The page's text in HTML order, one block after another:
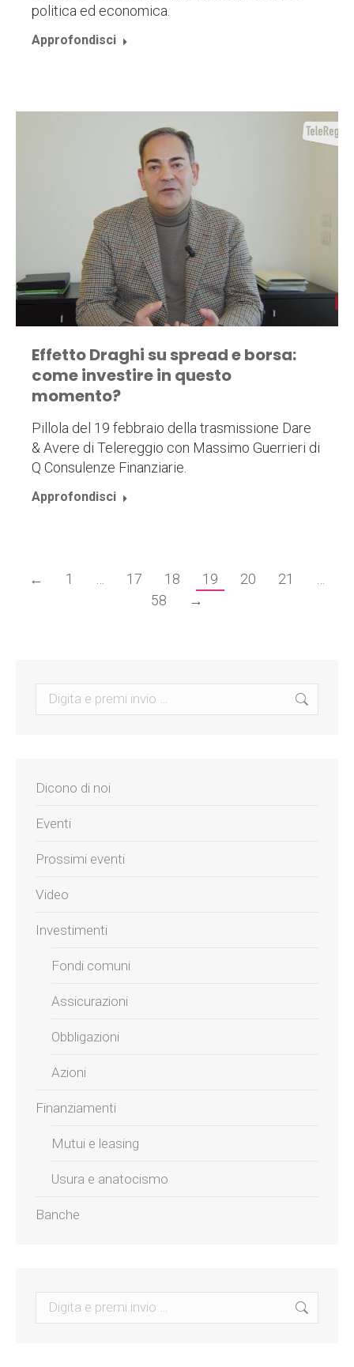
politica ed economica.
Approfondisci
Effetto Draghi su spread e borsa:
come investire in questo
momento?
Pillola del 19 febbraio della trasmissione Dare
& Avere di Telereggio con Massimo Guerrieri di
Q Consulenze Finanziarie.
Approfondisci
← 1 17 18 19 20 21
58
→
Search:
Dicono di noi
Eventi
Prossimi eventi
Video
Investimenti
Fondi comuni
Assicurazioni
Obbligazioni
Azioni
Finanziamenti
Mutui e leasing
Usura e anatocismo
Banche
Search: